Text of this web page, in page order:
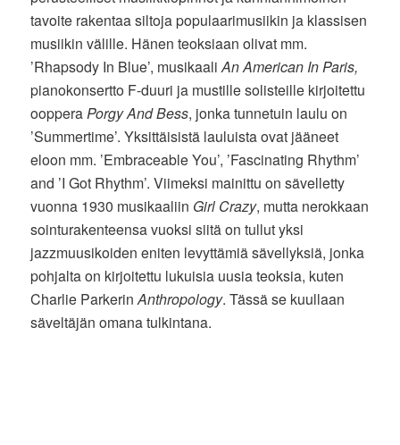
tavoite rakentaa siltoja populaarimusiikin ja klassisen
musiikin välille. Hänen teoksiaan olivat mm.
’Rhapsody In Blue’, musikaaliAn American In Paris,
pianokonsertto F-duuri ja mustille solisteille kirjoitettu
oopperaPorgy And Bess, jonka tunnetuin laulu on
’Summertime’. Yksittäisistä lauluista ovat jääneet
eloon mm. ’Embraceable You’, ’Fascinating Rhythm’
and ’I Got Rhythm’. Viimeksi mainittu on sävelletty
vuonna 1930 musikaaliin Girl Crazy, mutta nerokkaan
sointurakenteensa vuoksi siitä on tullut yksi
jazzmuusikoiden eniten levyttämiä sävellyksiä, jonka
pohjalta on kirjoitettu lukuisia uusia teoksia, kuten
Charlie ParkerinAnthropology. Tässä se kuullaan
säveltäjän omana tulkintana.